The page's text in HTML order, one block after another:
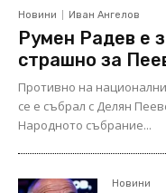
Новини Иван Ангелов
Румен Радев е
страшно за
Противно на
се е събрал с Делян
Народното събрание...
Новини